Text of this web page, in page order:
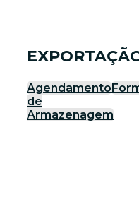
Agendamento
de
Armazenagem